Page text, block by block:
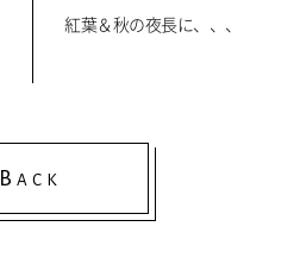
紅葉＆秋の夜長に、、、
B ACK